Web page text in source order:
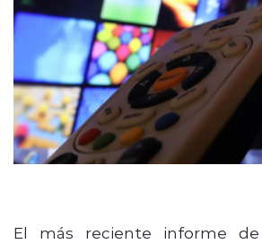
El más reciente informe de